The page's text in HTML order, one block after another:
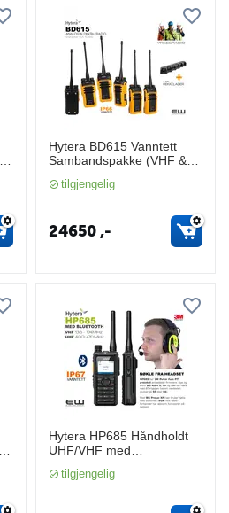
Hytera BD615 Vanntett
Sambandspakke (VHF &
tilgjengelig
24650,-
Hytera HP685 Håndholdt
UHF/VHF med
tilgjengelig